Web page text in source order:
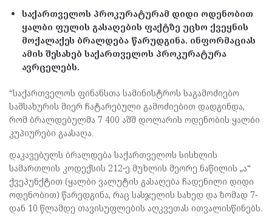
საქართველოს პროკურატურამ დიდი ოდენობით
ყალბი ფულის გასაღების ფაქტზე უცხო ქვეყნის
მოქალაქეს ბრალდება წარუდგინა. ინფორმაციას
ამის შესახებ საქართველოს პროკურატურა
ავრცელებს.
“საქართველოს ფინანსთა სამინისტროს საგამოძიებო
სამსახურის მიერ ჩატარებული გამოძიებით დადგინდა,
რომ ბრალდებულმა 7 400 აშშ დოლარის ოდენობის ყალბი
კუპიურები გაასაღა.
დაკავებულს ბრალდება საქართველოს სისხლის
სამართლის კოდექსის 212-ე მუხლის მეორე ნაწილის „ა“
ქვეპუნქტით (ყალბი ვალუტის გასაღება ჩადენილი დიდი
ოდენობით) წარედგინა, რაც სასჯელის სახედ და ზომად 7-
დან 10 წლამდე თავისუფლების აღკვეთას ითვალისწინებს.